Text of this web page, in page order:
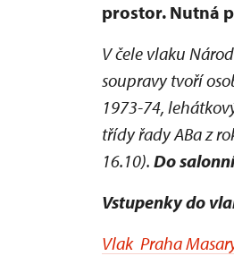
prostor. Nutná
V čele vlaku
soupravy tvoří
1973-74,
třídy řady ABa z
16.10). Do
Vstupenky do
Vlak Praha